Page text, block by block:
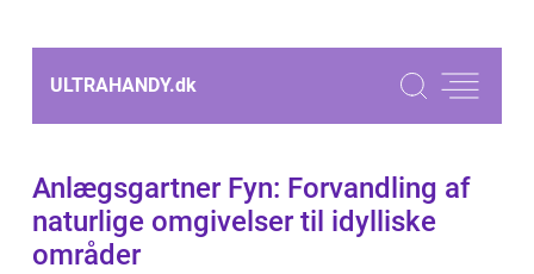
ULTRAHANDY.dk
Anlægsgartner Fyn: Forvandling af
naturlige omgivelser til idylliske
områder